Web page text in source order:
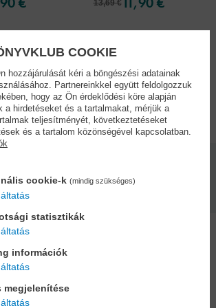
13,69 €
2014
kategóriák
COOKIE
hozzájárulását kéri a böngészési adatainak
Partnereinkkel együtt feldolgozzuk
hogy az Ön érdeklődési köre alapján
a hirdetéseket és a tartalmakat, mérjük a
teljesítményét, következtetéseket
és a tartalom közönségével kapcsolatban.
cookie-k (mindig szükséges)
statisztikák
információk
megjelenítése